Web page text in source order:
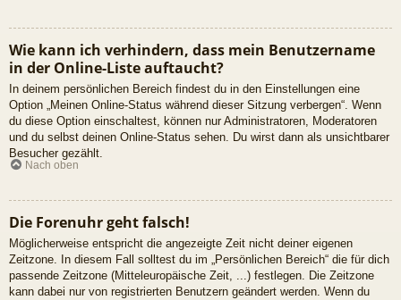
Wie kann ich verhindern, dass mein Benutzername
in der Online-Liste auftaucht?
In deinem persönlichen Bereich findest du in den Einstellungen eine
Option „Meinen Online-Status während dieser Sitzung verbergen“. Wenn
du diese Option einschaltest, können nur Administratoren, Moderatoren
und du selbst deinen Online-Status sehen. Du wirst dann als unsichtbarer
Besucher gezählt.
Nach oben
Die Forenuhr geht falsch!
Möglicherweise entspricht die angezeigte Zeit nicht deiner eigenen
Zeitzone. In diesem Fall solltest du im „Persönlichen Bereich“ die für dich
passende Zeitzone (Mitteleuropäische Zeit, ...) festlegen. Die Zeitzone
kann dabei nur von registrierten Benutzern geändert werden. Wenn du